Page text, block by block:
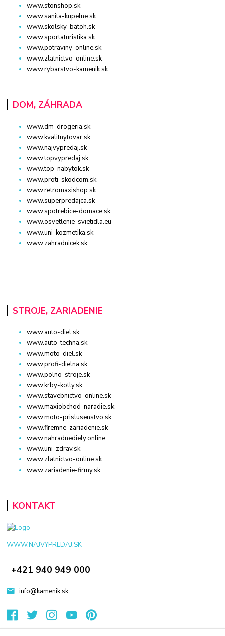
www.stonshop.sk
www.sanita-kupelne.sk
www.skolsky-batoh.sk
www.sportaturistika.sk
www.potraviny-online.sk
www.zlatnictvo-online.sk
www.rybarstvo-kamenik.sk
DOM, ZÁHRADA
www.dm-drogeria.sk
www.kvalitnytovar.sk
www.najvypredaj.sk
www.topvypredaj.sk
www.top-nabytok.sk
www.proti-skodcom.sk
www.retromaxishop.sk
www.superpredajca.sk
www.spotrebice-domace.sk
www.osvetlenie-svietidla.eu
www.uni-kozmetika.sk
www.zahradnicek.sk
STROJE, ZARIADENIE
www.auto-diel.sk
www.auto-techna.sk
www.moto-diel.sk
www.profi-dielna.sk
www.polno-stroje.sk
www.krby-kotly.sk
www.stavebnictvo-online.sk
www.maxiobchod-naradie.sk
www.moto-prislusenstvo.sk
www.firemne-zariadenie.sk
www.nahradnediely.online
www.uni-zdrav.sk
www.zlatnictvo-online.sk
www.zariadenie-firmy.sk
KONTAKT
WWW.NAJVYPREDAJ.SK
+421 940 949 000
info@kamenik.sk